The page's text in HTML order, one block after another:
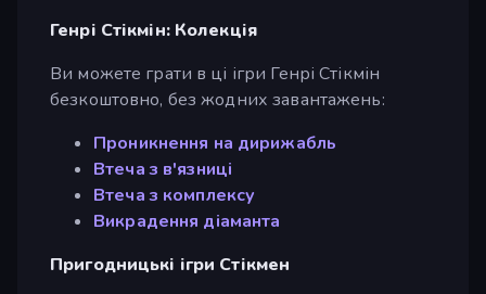
Генрі Стікмін: Колекція
Ви можете грати в ці ігри Генрі Стікмін
безкоштовно, без жодних завантажень:
Проникнення на дирижабль
Втеча з в'язниці
Втеча з комплексу
Викрадення діаманта
Пригодницькі ігри Стікмен